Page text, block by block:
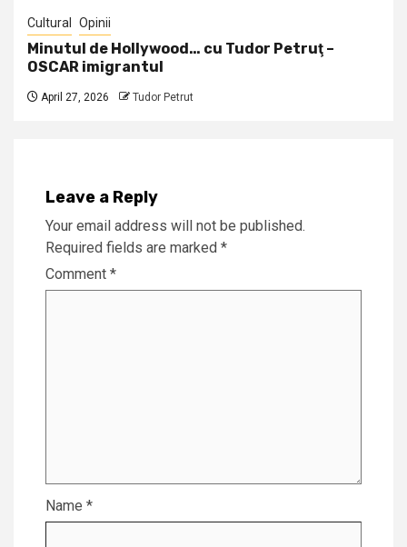
Cultural Opinii
Minutul de Hollywood… cu Tudor Petruţ –
OSCAR imigrantul
April 27, 2026 Tudor Petrut
Leave a Reply
Your email address will not be published.
Required fields are marked *
Comment *
Name *